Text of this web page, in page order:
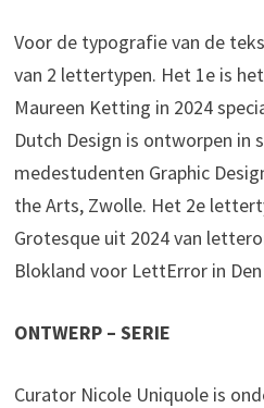
Voor de typografie van de
van 2 lettertypen. Het 1e is
Maureen Ketting in 2024
Dutch Design is ontworpen in
medestudenten Graphic
the Arts, Zwolle. Het 2e
Grotesque uit 2024 van
Blokland voor LettError in
ONTWERP – SERIE
Curator Nicole Uniquole is